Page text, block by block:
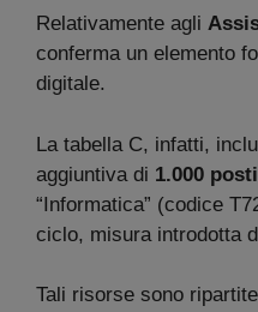
Relativamente agli
conferma un elemento
digitale.
La tabella C, infatti,
aggiuntiva di 1.000 posti
“Informatica” (codice
ciclo, misura introdotta
Tali risorse sono